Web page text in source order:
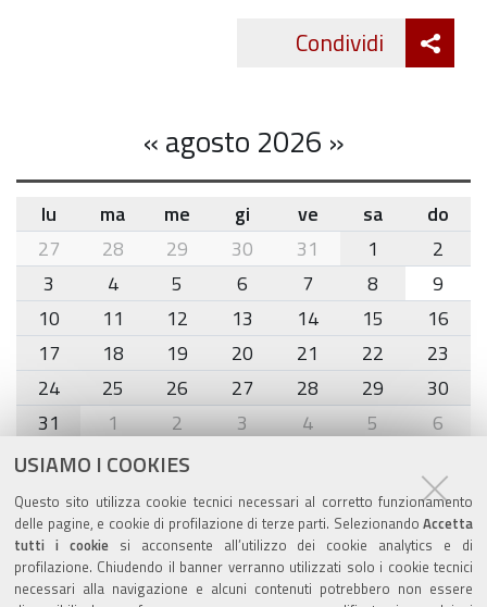
USIAMO I COOKIES
Questo sito utilizza cookie tecnici necessari al corretto funzionamento
delle pagine, e cookie di profilazione di terze parti. Selezionando Accetta
tutti i cookiesi acconsente all’utilizzo dei cookie analytics e di
profilazione. Chiudendo il banner verranno utilizzati solo i cookie tecnici
necessari alla navigazione e alcuni contenuti potrebbero non essere
Condividi
«agosto 2026 »
month-
8
lu ma me gi ve sa
do
27
28 29 30 31 1
2
3
4 5 6 7 8
9
10
11 12 13 14 15
16
17
18 19 20 21 22
23
24
25 26 27 28 29
30
31
1 2 3 4 5 6
Agenda eventi
torna alla sezione